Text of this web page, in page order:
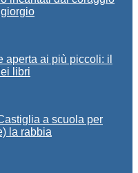
aperta ai più piccoli: il
libri
a scuola per
la rabbia